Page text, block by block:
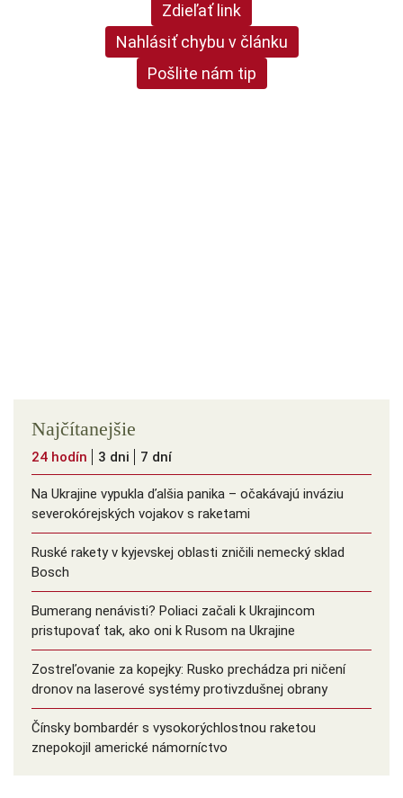
Zdieľať link
Nahlásiť chybu v článku
Pošlite nám tip
Najčítanejšie
24 hodín 3 dni 7 dní
Na Ukrajine vypukla ďalšia panika – očakávajú inváziu
severokórejských vojakov s raketami
Ruské rakety v kyjevskej oblasti zničili nemecký sklad
Bosch
Bumerang nenávisti? Poliaci začali k Ukrajincom
pristupovať tak, ako oni k Rusom na Ukrajine
Zostreľovanie za kopejky: Rusko prechádza pri ničení
dronov na laserové systémy protivzdušnej obrany
Čínsky bombardér s vysokorýchlostnou raketou
znepokojil americké námorníctvo